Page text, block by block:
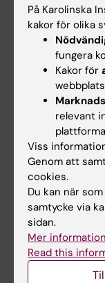
På gång
Nyheter
Kalender
Schema
Studentmejlen
Kurs- och
Student på KI
På Karolinska
kakor för olika
fungera
Kakor för
relevant
Viss
Genom att
cookies.
Du kan när
samtycke via
sidan.
Mer
Read this